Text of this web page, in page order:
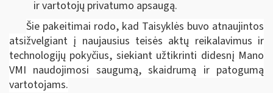
ir vartotojų privatumo apsaugą.
Šie pakeitimai rodo, kad Taisyklės buvo atnaujintos
atsižvelgiant į naujausius teisės aktų reikalavimus ir
technologijų pokyčius, siekiant užtikrinti didesnį Mano
VMI naudojimosi saugumą, skaidrumą ir patogumą
vartotojams.